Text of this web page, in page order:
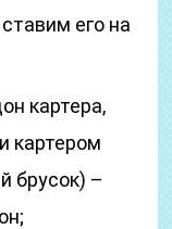
его на
картера,
картером
брусок) –